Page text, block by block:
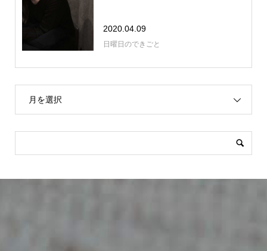
2020.04.09
日曜日のできごと
月を選択